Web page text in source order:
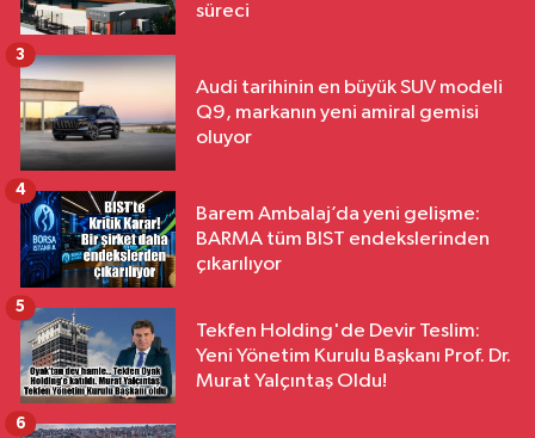
süreci
Audi tarihinin en büyük SUV modeli
Q9, markanın yeni amiral gemisi
oluyor
3
Barem Ambalaj’da yeni gelişme:
BARMA tüm BIST endekslerinden
çıkarılıyor
4
Tekfen Holding'de Devir Teslim:
Yeni Yönetim Kurulu Başkanı Prof. Dr.
Murat Yalçıntaş Oldu!
5
6